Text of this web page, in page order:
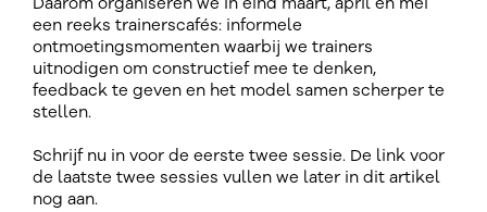
een reeks trainerscafés: informele
ontmoetingsmomenten waarbij we trainers
uitnodigen om constructief mee te denken,
feedback te geven en het model samen scherper te
stellen.
Schrijf nu in voor de eerste twee sessie. De link voor
de laatste twee sessies vullen we later in dit artikel
nog aan.